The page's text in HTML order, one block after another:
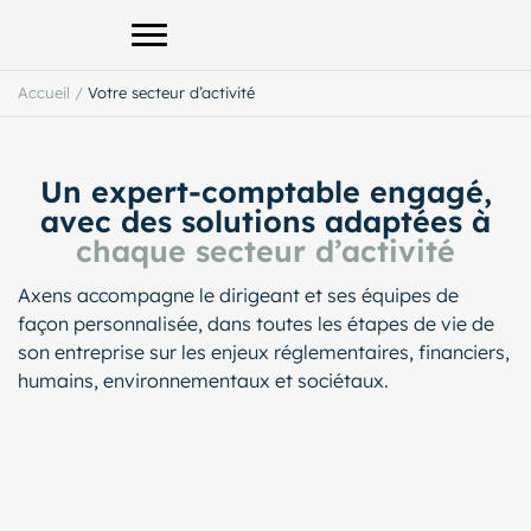
Afficher le menu principal
Accueil / Votre secteur d’activité
Un expert-comptable engagé,
avec des solutions adaptées à
chaque secteur d’activité
Axens accompagne le dirigeant et ses équipes de
façon personnalisée, dans toutes les étapes de vie de
son entreprise sur les enjeux réglementaires, financiers,
humains, environnementaux et sociétaux.